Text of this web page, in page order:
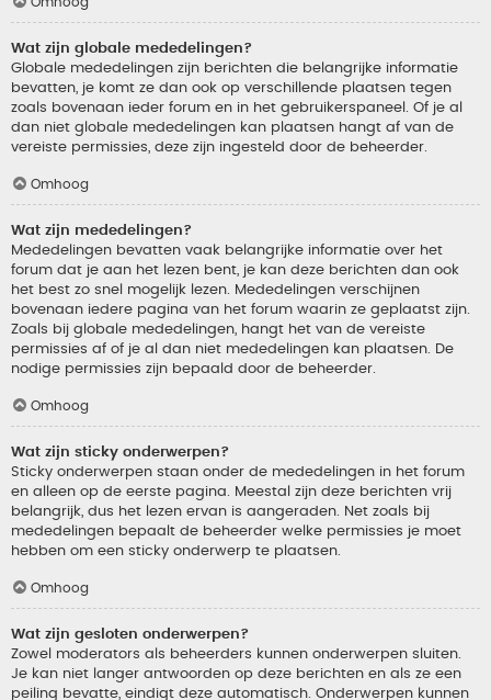
Wat zijn globale mededelingen?
Globale mededelingen zijn berichten die belangrijke informatie
bevatten, je komt ze dan ook op verschillende plaatsen tegen
zoals bovenaan ieder forum en in het gebruikerspaneel. Of je al
dan niet globale mededelingen kan plaatsen hangt af van de
vereiste permissies, deze zijn ingesteld door de beheerder.
Omhoog
Wat zijn mededelingen?
Mededelingen bevatten vaak belangrijke informatie over het
forum dat je aan het lezen bent, je kan deze berichten dan ook
het best zo snel mogelijk lezen. Mededelingen verschijnen
bovenaan iedere pagina van het forum waarin ze geplaatst zijn.
Zoals bij globale mededelingen, hangt het van de vereiste
permissies af of je al dan niet mededelingen kan plaatsen. De
nodige permissies zijn bepaald door de beheerder.
Omhoog
Wat zijn sticky onderwerpen?
Sticky onderwerpen staan onder de mededelingen in het forum
en alleen op de eerste pagina. Meestal zijn deze berichten vrij
belangrijk, dus het lezen ervan is aangeraden. Net zoals bij
mededelingen bepaalt de beheerder welke permissies je moet
hebben om een sticky onderwerp te plaatsen.
Omhoog
Wat zijn gesloten onderwerpen?
Zowel moderators als beheerders kunnen onderwerpen sluiten.
Je kan niet langer antwoorden op deze berichten en als ze een
peiling bevatte, eindigt deze automatisch. Onderwerpen kunnen